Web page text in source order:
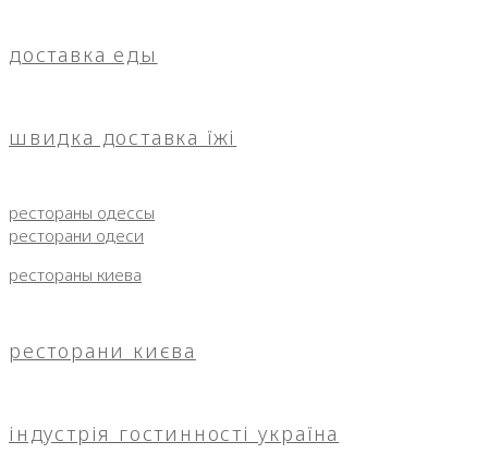
доставка еды
швидка доставка їжі
рестораны одессы
ресторани одеси
рестораны киева
ресторани києва
індустрія гостинності україна